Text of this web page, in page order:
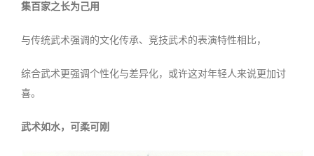
集百家之长为己用
与传统武术强调的文化传承、竞技武术的表演特性相比，
综合武术更强调个性化与差异化，或许这对年轻人来说更加讨
喜。
武术如水，可柔可刚